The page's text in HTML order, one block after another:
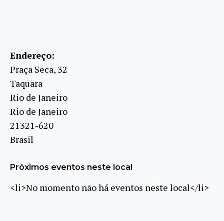
Endereço:
Praça Seca, 32
Taquara
Rio de Janeiro
Rio de Janeiro
21321-620
Brasil
Próximos eventos neste local
<li>No momento não há eventos neste local</li>